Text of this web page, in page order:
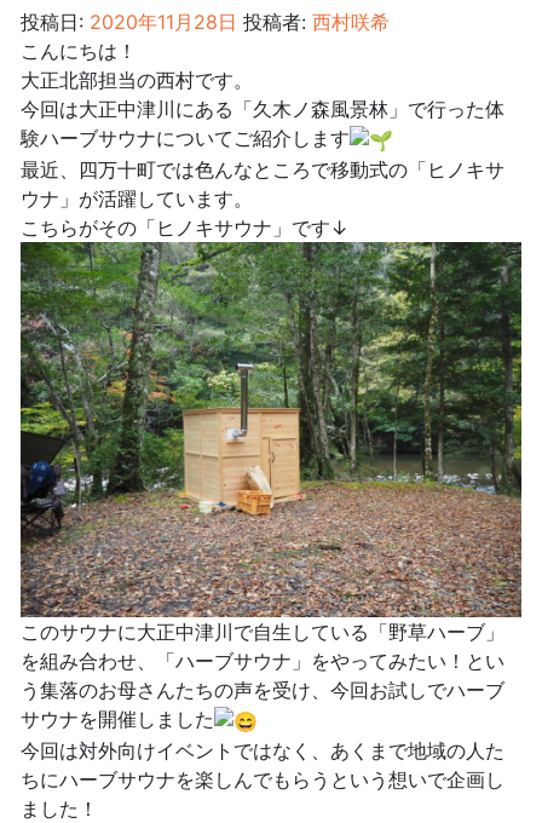
投稿日: 2020年11月28日 投稿者: 西村咲希
こんにちは！
大正北部担当の西村です。
今回は大正中津川にある「久木ノ森風景林」で行った体
験ハーブサウナについてご紹介します
最近、四万十町では色んなところで移動式の「ヒノキサ
ウナ」が活躍しています。
こちらがその「ヒノキサウナ」です↓
このサウナに大正中津川で自生している「野草ハーブ」
を組み合わせ、「ハーブサウナ」をやってみたい！とい
う集落のお母さんたちの声を受け、今回お試しでハーブ
サウナを開催しました
今回は対外向けイベントではなく、あくまで地域の人た
ちにハーブサウナを楽しんでもらうという想いで企画し
ました！